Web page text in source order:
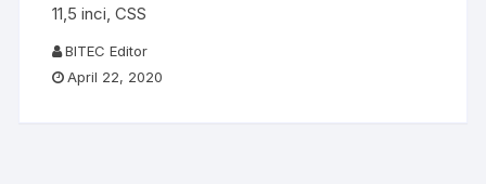
11,5 inci, CSS
BITEC Editor
April 22, 2020